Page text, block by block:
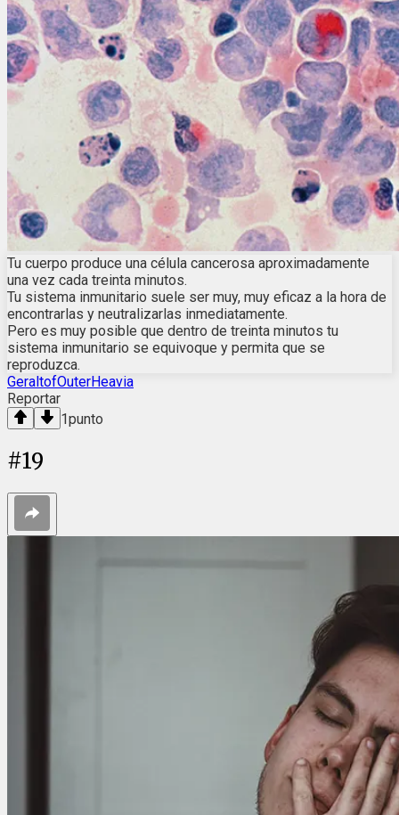
Tu cuerpo produce una célula cancerosa aproximadamente
una vez cada treinta minutos.
Tu sistema inmunitario suele ser muy, muy eficaz a la hora de
encontrarlas y neutralizarlas inmediatamente.
Pero es muy posible que dentro de treinta minutos tu
sistema inmunitario se equivoque y permita que se
reproduzca.
GeraltofOuterHeavia
Reportar
1punto
#19